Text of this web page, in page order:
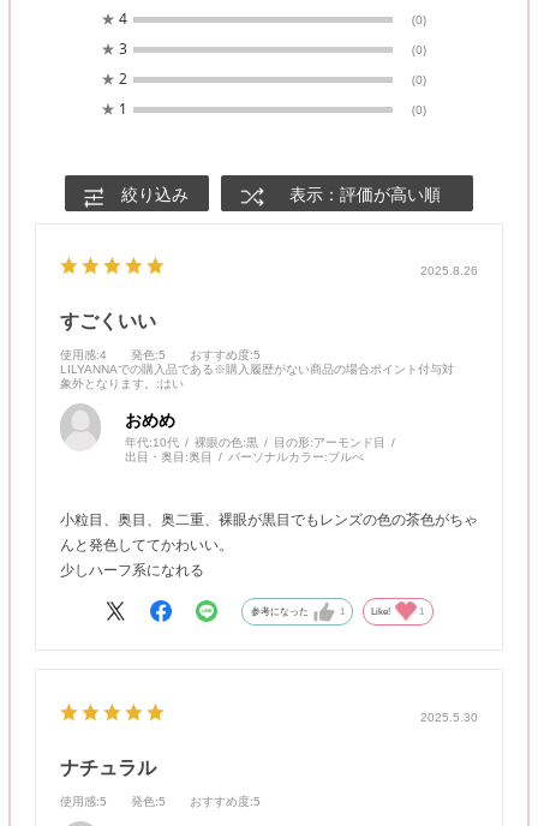
★ 4 (0)
★ 3 (0)
★ 2 (0)
★ 1 (0)
絞り込み 表示：評価が高い順
2025.8.26
すごくいい
使用感:4 発色:5 おすすめ度:5
LILYANNAでの購入品である※購入履歴がない商品の場合ポイント付与対
象外となります。
:はい
おめめ
年代:10代 裸眼の色:黒 目の形:アーモンド目
出目・奥目:奥目 パーソナルカラー:ブルべ
小粒目、奥目、奥二重、裸眼が黒目でもレンズの色の茶色がちゃ
んと発色しててかわいい。
少しハーフ系になれる
参考になった 1 Like! 1
2025.5.30
ナチュラル
使用感:5 発色:5 おすすめ度:5